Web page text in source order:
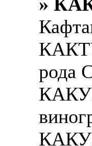
»
рода